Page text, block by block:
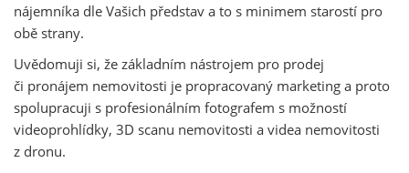
nájemníka dle Vašich představ a to s minimem starostí pro
obě strany.
Uvědomuji si, že základním nástrojem pro prodej
či pronájem nemovitosti je propracovaný marketing a proto
spolupracuji s profesionálním fotografem s možností
videoprohlídky, 3D scanu nemovitosti a videa nemovitosti
z dronu.